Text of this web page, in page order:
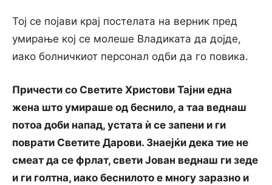
Тој се појави крај постелата на верник пред
умирање кој се молеше Владиката да дојде,
иако болничкиот персонал одби да го повика.
Причести со Светите Христови Тајни една
жена што умираше од беснило, а таа веднаш
потоа доби напад, устата ѝ се запени и ги
поврати Светите Дарови. Знаејќи дека тие не
смеат да се фрлат, свети Јован веднаш ги зеде
и ги голтна, иако беснилото е многу заразно и